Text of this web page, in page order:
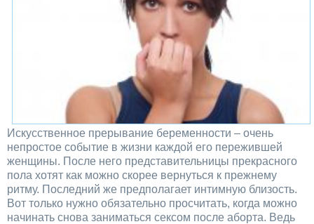
Искусственное прерывание беременности – очень
непростое событие в жизни каждой его пережившей
женщины. После него представительницы прекрасного
пола хотят как можно скорее вернуться к прежнему
ритму. Последний же предполагает интимную близость.
Вот только нужно обязательно просчитать, когда можно
начинать снова заниматься сексом после аборта. Ведь